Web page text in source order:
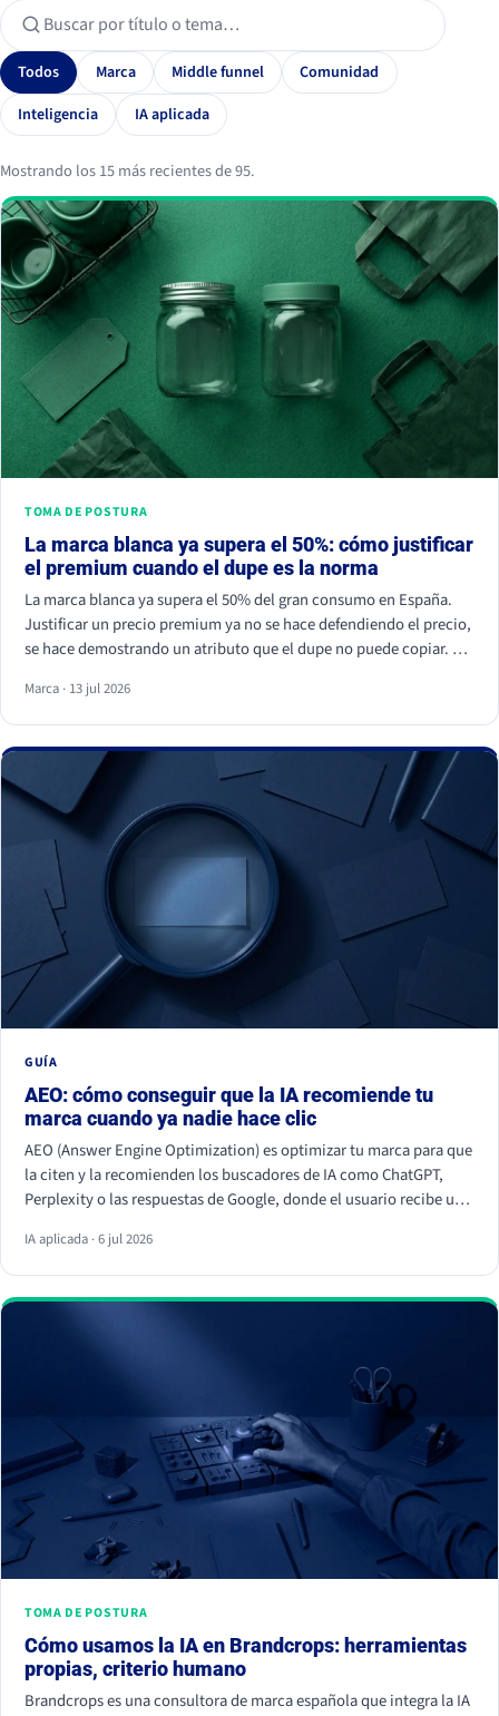
Todos Marca Middle funnel
Comunidad
Inteligencia
IA aplicada
Mostrando los 15 más recientes de 95.
TOMA DE POSTURA
La marca blanca ya supera el 50%: cómo justificar
el premium cuando el dupe es la norma
La marca blanca ya supera el 50% del gran consumo en España.
Justificar un precio premium ya no se hace defendiendo el precio,
se hace demostrando un atributo que el dupe no puede copiar. Si
siempre va a ganar.
Marca · 13 jul 2026
GUÍA
AEO: cómo conseguir que la IA recomiende tu
marca cuando ya nadie hace clic
AEO (Answer Engine Optimization) es optimizar tu marca para que
la citen y la recomienden los buscadores de IA como ChatGPT,
Perplexity o las respuestas de Google, donde el usuario recibe una
información citable, ganarte autoridad de terceros y demostrar
experiencia real. Empieza hoy, porque la IA ya decide a quién
nombrar y a quién ignorar.
IA aplicada · 6 jul 2026
TOMA DE POSTURA
Cómo usamos la IA en Brandcrops: herramientas
propias, criterio humano
Brandcrops es una consultora de marca española que integra la IA